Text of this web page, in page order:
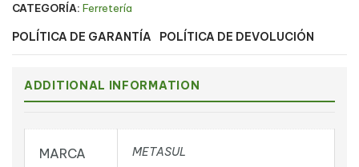
CATEGORÍA: Ferretería
POLÍTICA DE GARANTÍA POLÍTICA DE DEVOLUCIÓN
ADDITIONAL INFORMATION
MARCA METASUL